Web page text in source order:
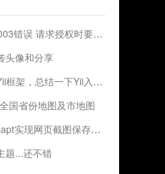
授权时要到openid 和 access_token
头像和分享
结一下Yii入门知识，十分钟入门Yii
国省份地图及市地图
页截图保存代码（网页快照）
题...还不错